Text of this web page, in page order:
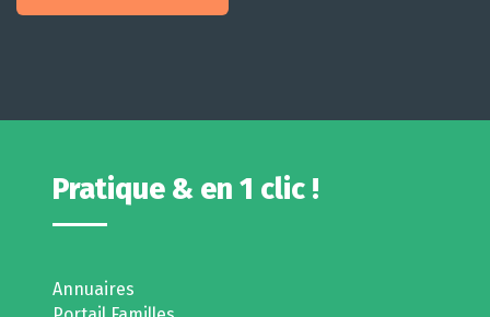
Pratique & en 1 clic !
Annuaires